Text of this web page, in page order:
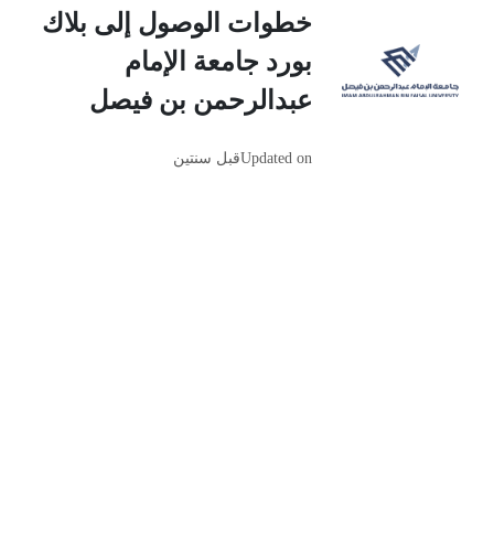
خطوات الوصول إلى بلاك
بورد جامعة الإمام
عبدالرحمن بن فيصل
Updated onقبل سنتين